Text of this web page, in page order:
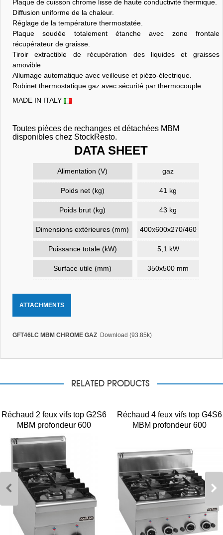
Plaque de cuisson chrome lisse de haute conductivité thermique.
Diffusion uniforme de la chaleur.
Réglage de la température thermostatée.
Plaque soudée totalement étanche avec zone frontale
récupérateur de graisse.
Tiroir extractible de récupération des liquides et graisses
amovible
Allumage automatique avec veilleuse et piézo-électrique.
Robinet thermostatique gaz avec sécurité par thermocouple.
MADE IN ITALY
Toutes pièces de rechanges et détachées MBM
disponibles chez StockResto.
DATA SHEET
Alimentation (V) gaz
Poids net (kg) 41 kg
Poids brut (kg) 43 kg
Dimensions extérieures (mm) 400x600x270/460
Puissance totale (kW) 5,1 kW
Surface utile (mm) 350x500 mm
ATTACHMENTS
GFT46LC MBM CHROME GAZ Download (93.85k)
RELATED PRODUCTS
Réchaud 2 feux vifs top G2S6
MBM profondeur 600
Réchaud 4 feux vifs top G4S6
MBM profondeur 600